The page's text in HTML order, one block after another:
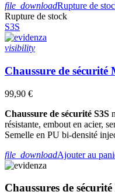
file_downloadRupture de
Rupture de stock
S3S
visibility
Chaussure de sécurité
99,90 €
Chaussure de sécurité S3S
résistante, embout en acier,
Semelle en PU bi-densité
file_downloadAjouter au
Chaussures de